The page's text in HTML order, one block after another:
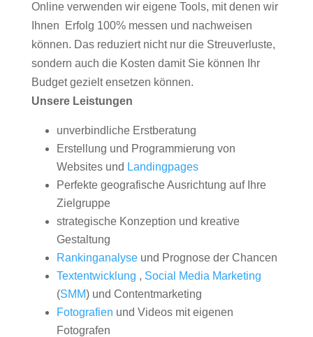
Online verwenden wir eigene Tools, mit denen wir
Ihnen Erfolg 100% messen und nachweisen
können. Das reduziert nicht nur die Streuverluste,
sondern auch die Kosten damit Sie können Ihr
Budget gezielt ensetzen können.
Unsere Leistungen
unverbindliche Erstberatung
Erstellung und Programmierung von
Websites und Landingpages
Perfekte geografische Ausrichtung auf Ihre
Zielgruppe
strategische Konzeption und kreative
Gestaltung
Rankinganalyseund Prognose der Chancen
Textentwicklung , Social Media Marketing
(SMM) und Contentmarketing
Fotografien und Videos mit eigenen
Fotografen